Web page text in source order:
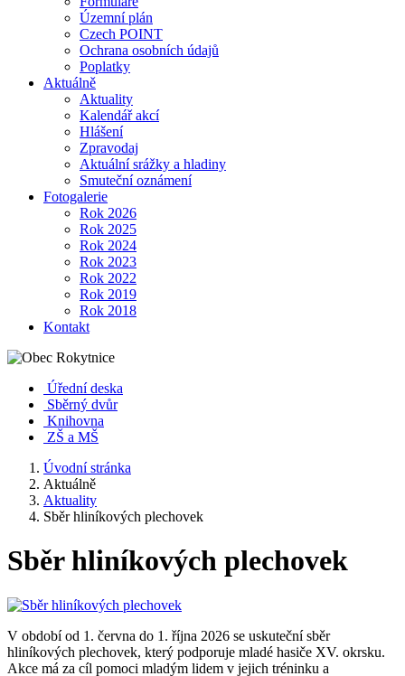
Územní plán
Czech POINT
Ochrana osobních údajů
Poplatky
Aktuálně
Aktuality
Kalendář akcí
Hlášení
Zpravodaj
Aktuální srážky a hladiny
Smuteční oznámení
Fotogalerie
Rok 2026
Rok 2025
Rok 2024
Rok 2023
Rok 2022
Rok 2019
Rok 2018
Kontakt
Úřední deska
Sběrný dvůr
Knihovna
ZŠ a MŠ
Úvodní stránka
Aktuálně
Aktuality
Sběr hliníkových plechovek
Sběr hliníkových plechovek
V období od 1. června do 1. října 2026 se uskuteční sběr
hliníkových plechovek, který podporuje mladé hasiče XV. okrsku.
Akce má za cíl pomoci mladým lidem v jejich tréninku a